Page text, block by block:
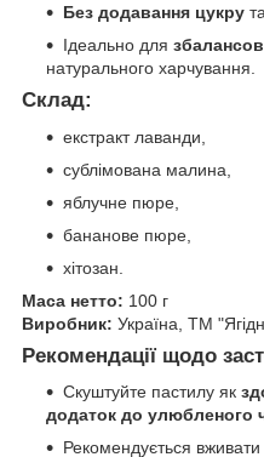
Без додавання цукру
Ідеально для
натурального харчування.
Склад:
екстракт лаванди,
сублімована малина,
яблучне пюре,
бананове пюре,
хітозан.
Маса нетто: 100 г
Виробник: Україна, ТМ
Рекомендації щодо
Скуштуйте пастилу як
додаток до улюбленого
Рекомендується